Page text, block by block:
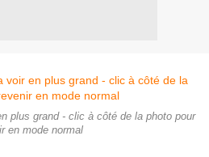
plus grand - clic à côté de la photo pour
en mode normal